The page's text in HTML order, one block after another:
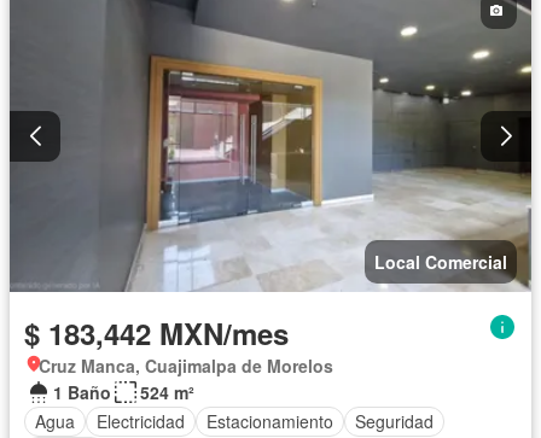
Local Comercial
$ 183,442 MXN/mes
Cruz Manca, Cuajimalpa de Morelos
1 Baño
524 m²
Agua
Electricidad Estacionamiento
Seguridad